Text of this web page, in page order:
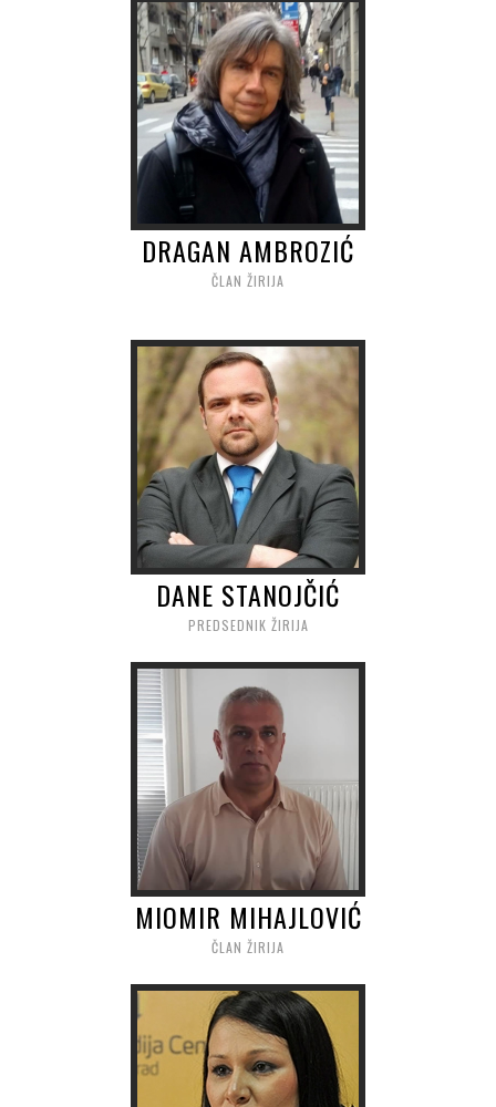
DRAGAN AMBROZIĆ
ČLAN ŽIRIJA
DANE STANOJČIĆ
PREDSEDNIK ŽIRIJA
MIOMIR MIHAJLOVIĆ
ČLAN ŽIRIJA